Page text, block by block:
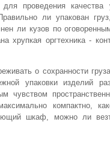
проведения качества
ли упакован
ли кузов по
хрупкая оргтехника -
о сохранности
упаковки изделий
чувством
компактно,
шкаф, можно ли